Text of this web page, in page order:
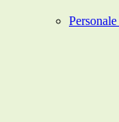
Personale